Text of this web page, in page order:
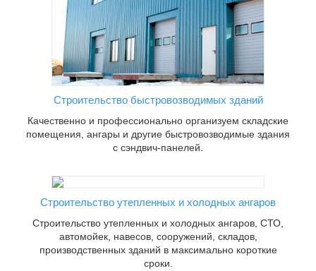
Строительство быстровозводимых зданий
Качественно и профессионально организуем складские
помещения, ангары и другие быстровозводимые здания
с сэндвич-панелей.
Строительство утепленных и холодных ангаров
Строительство утепленных и холодных ангаров, СТО,
автомойек, навесов, сооружений, складов,
производственных зданий в максимально короткие
сроки.